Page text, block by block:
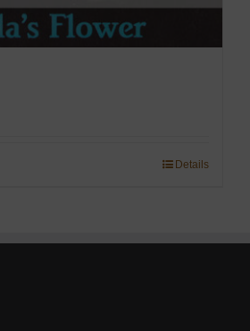
Details